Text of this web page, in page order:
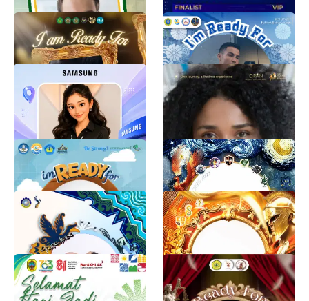
OMBUS FKIP 2026
BEM FKIP
2K
PKKMB UPGRIP
Infokom BGK
1K
Template Foto Whatsapp
Promotor Pick Up
Samsung Trainer
1.4K
PEMILIHAN DPAN
TINGKAT PROVINSI
TAHUN 2026
dpan sumut
PKKMB UNILA 2026
Humas Universitas Lampung
COED OFFICIAL FRAME
Adrian Emperado
937
TWIBBON PKKMB
POLINDRA 2026
Reifun GG
CBM OFFICIAL FRAME
Adrian Emperado
1K
Hari Jadi Kabupaten Pati
ke-703
Ririn M
892
PKKMB FH 2026
PKKMB FH UNTIRTA 2026
655